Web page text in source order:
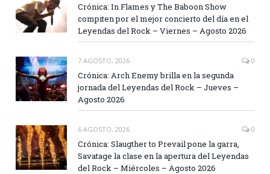
Crónica: In Flames y The Baboon Show
compiten por el mejor concierto del día en el
Leyendas del Rock – Viernes – Agosto 2026
7 AGOSTO, 2026 0
Crónica: Arch Enemy brilla en la segunda
jornada del Leyendas del Rock – Jueves –
Agosto 2026
6 AGOSTO, 2026 0
Crónica: Slaugther to Prevail pone la garra,
Savatage la clase en la apertura del Leyendas
del Rock – Miércoles – Agosto 2026